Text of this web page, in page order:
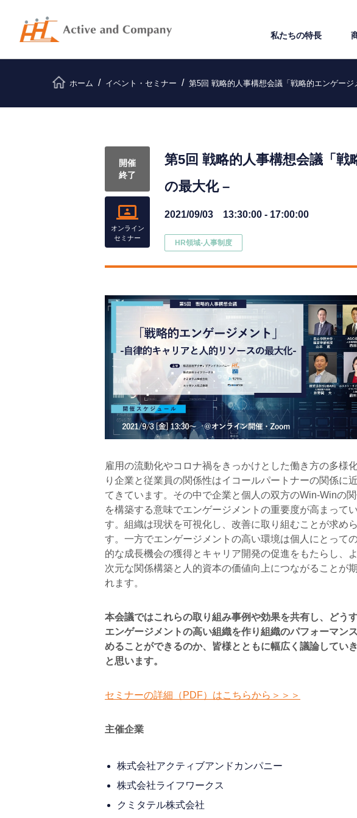
私たちの特⻑
ホーム イベント・セミナー 第5回 戦略的人事構想会議「戦略的エンゲー
開催
終了
オンライン
セミナー
第5回 戦略的人事構想会議「
の最大化 –
2021/09/03 13:30:00 - 17:00:00
HR領域-⼈事制度
雇用の流動化やコロナ禍をきっかけとした働き方の多様
り企業と従業員の関係性はイコールパートナーの関係に
てきています。その中で企業と個人の双方のWin-Winの
を構築する意味でエンゲージメントの重要度が高まって
す。組織は現状を可視化し、改善に取り組むことが求め
す。一方でエンゲージメントの高い環境は個人にとって
的な成長機会の獲得とキャリア開発の促進をもたらし、
次元な関係構築と人的資本の価値向上につながることが
れます。
本会議ではこれらの取り組み事例や効果を共有し、どう
エンゲージメントの高い組織を作り組織のパフォーマン
めることができるのか、皆様とともに幅広く議論してい
と思います。
セミナーの詳細（PDF）はこちらから＞＞＞
主催企業
株式会社アクティブアンドカンパニー
株式会社ライフワークス
クミタテル株式会社